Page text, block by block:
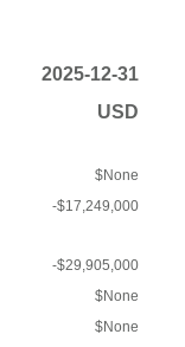
2025-12-31
USD
$None
-$17,249,000
-$29,905,000
$None
$None